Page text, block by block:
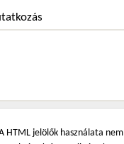
HTML jelölők használata